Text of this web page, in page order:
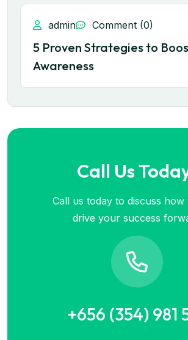
admin Comment (0)
5 Proven Strategies to
Awareness
Call Us
Call us today to discuss how
drive your success
+656 (354) 981